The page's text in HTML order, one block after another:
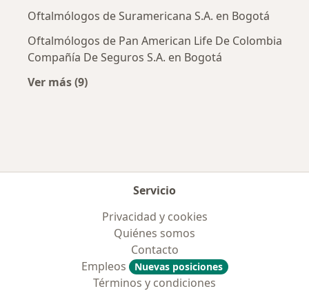
Oftalmólogos de Suramericana S.A. en Bogotá
Oftalmólogos de Pan American Life De Colombia
Compañía De Seguros S.A. en Bogotá
Ver más (9)
Servicio
Privacidad y cookies
Quiénes somos
Contacto
Empleos
Nuevas posiciones
Términos y condiciones